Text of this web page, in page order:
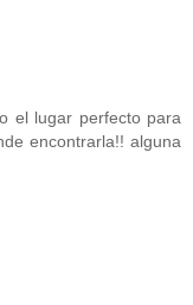
el lugar perfecto para
encontrarla!! alguna